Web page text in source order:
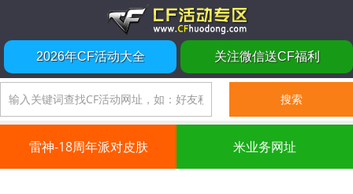
2026年CF活动大全 关注微信送CF福利
雷神-18周年派对皮肤 米业务网址